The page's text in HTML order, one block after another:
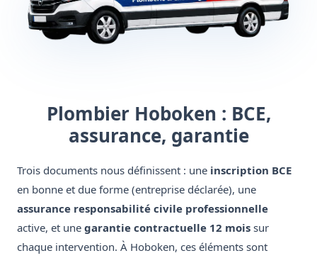
Plombier Hoboken : BCE,
assurance, garantie
Trois documents nous définissent : une inscription BCE
en bonne et due forme (entreprise déclarée), une
assurance responsabilité civile professionnelle
active, et une garantie contractuelle 12 mois sur
chaque intervention. À Hoboken, ces éléments sont